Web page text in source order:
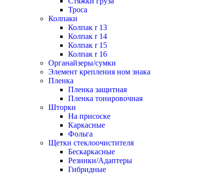
Троса
Колпаки
Колпак r 13
Колпак r 14
Колпак r 15
Колпак r 16
Органайзеры/сумки
Элемент крепления ном знака
Пленка
Пленка защитная
Пленка тонировочная
Шторки
На присоске
Каркасные
Фольга
Щетки стеклоочистителя
Бескаркасные
Резинки/Адаптеры
Гибридные